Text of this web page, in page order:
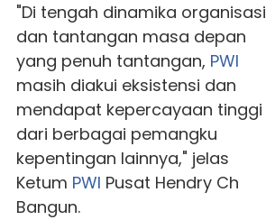
"Di tengah dinamika organisasi
dan tantangan masa depan
yang penuh tantangan, PWI
masih diakui eksistensi dan
mendapat kepercayaan tinggi
dari berbagai pemangku
kepentingan lainnya," jelas
Ketum PWI Pusat Hendry Ch
Bangun.